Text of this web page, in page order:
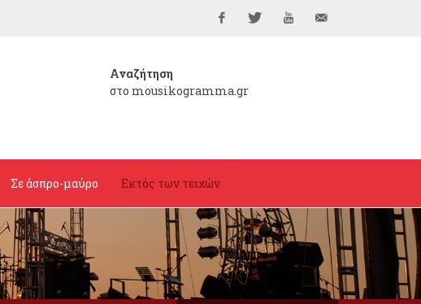
Αναζήτηση
στο mousikogramma.gr
Σε άσπρο-μαύρο Εκτός των τειχών